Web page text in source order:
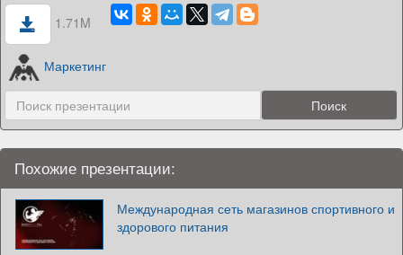
1.71M
Маркетинг
Похожие презентации:
Международная сеть магазинов спортивного и
здорового питания